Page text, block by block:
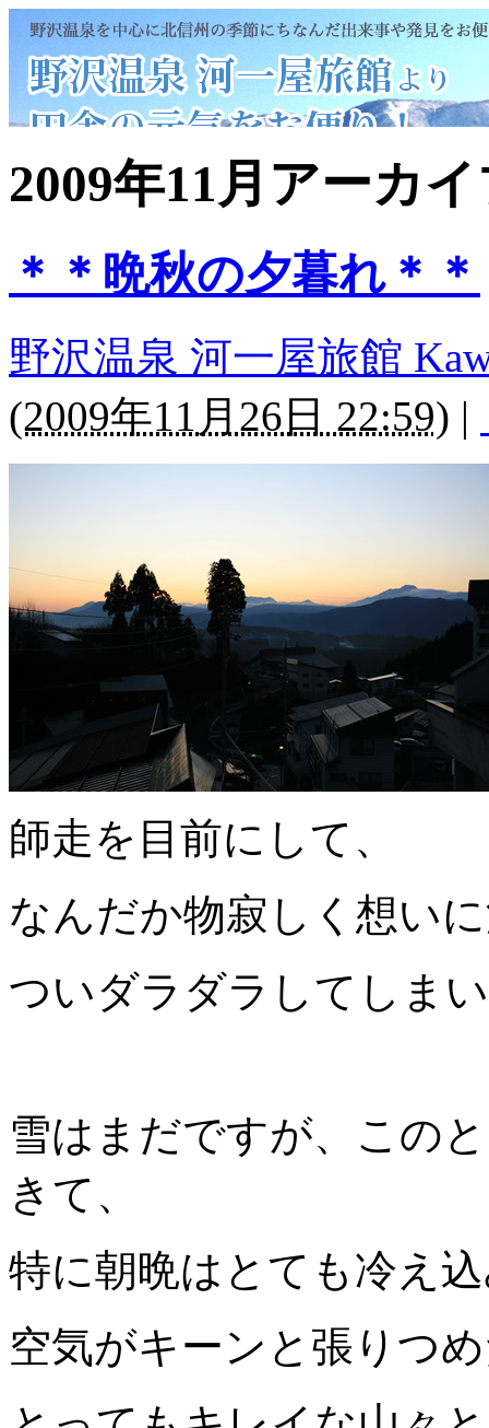
2009年11月アーカ
＊＊晩秋の夕暮れ＊＊
野沢温泉 河一屋旅館
(2009年11月26日 22:59) |
師走を目前にして、
なんだか物寂しく想い
ついダラダラしてしま
雪はまだですが、この
きて、
特に朝晩はとても冷え
空気がキーンと張りつ